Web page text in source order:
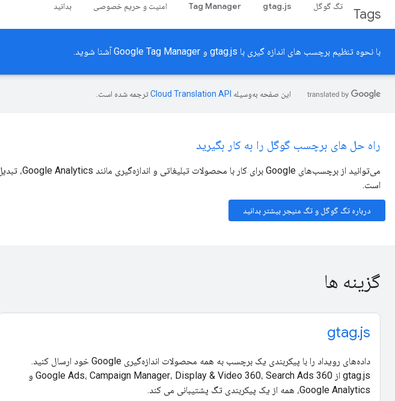
Tags تگ گوگل gtag.js
Tag Manager امنیت و حریم خصوصی بدانید
با نحوه تنظیم برچسب های اندازه گیری با gtag.js و Google Tag Manager آشنا شوید.
این صفحه به‌وسیله ترجمه شده است.
راه حل های برچسب گوگل را به کار بگیرید
است.
درباره تگ گوگل و تگ منیجر بیشتر بدانید
گزینه ها
gtag.js
داده‌های رویداد را با پیکربندی یک برچسب به همه محصولات اندازه‌گیری Google خود ارسال کنید.
gtag.js از Google Ads، Campaign Manager، Display & Video 360، Search Ads 360 و
Google Analytics، همه از یک پیکربندی تگ پشتیبانی می کند.